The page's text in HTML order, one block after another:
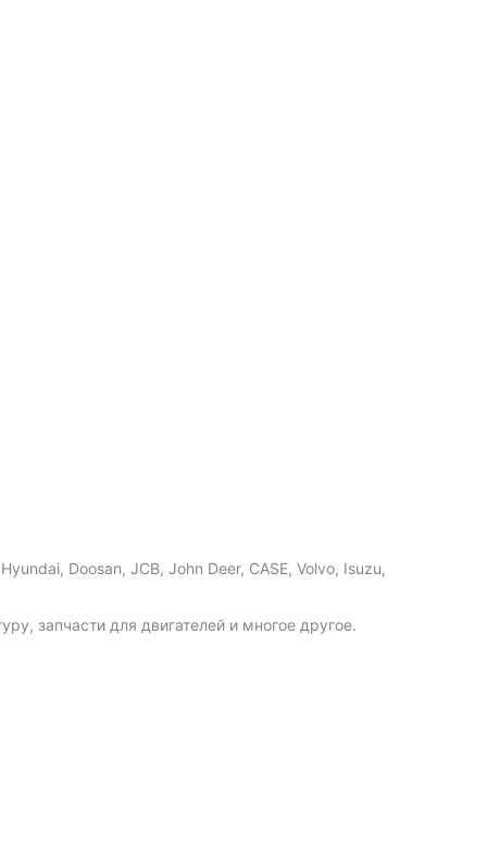
Doosan, JCB, John Deer, CASE, Volvo, Isuzu,
запчасти для двигателей и многое другое.